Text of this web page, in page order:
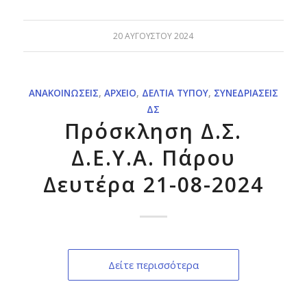
20 ΑΥΓΟΎΣΤΟΥ 2024
ΑΝΑΚΟΙΝΏΣΕΙΣ, ΑΡΧΕΊΟ, ΔΕΛΤΊΑ ΤΎΠΟΥ, ΣΥΝΕΔΡΙΆΣΕΙΣ
ΔΣ
Πρόσκληση Δ.Σ.
Δ.Ε.Υ.Α. Πάρου
Δευτέρα 21-08-2024
Δείτε περισσότερα